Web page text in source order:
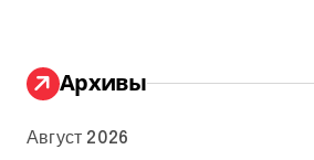
Архивы
Август 2026